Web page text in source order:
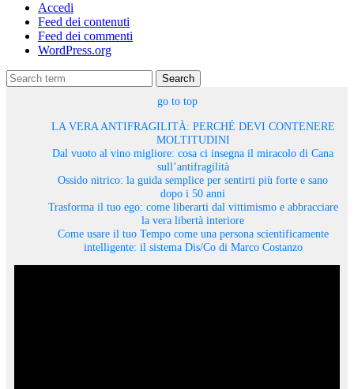
Accedi
Feed dei contenuti
Feed dei commenti
WordPress.org
Search
go to top
LA VERA ANTIFRAGILITÀ: PERCHÉ DEVI CONTENERE
MOLTITUDINI
Dal vuoto al vino migliore: cosa ci insegna il miracolo di Cana
sull’antifragilità
Ossido nitrico: la guida semplice per sentirti più forte e sano
dopo i 50 anni
Trasforma il tuo ego: come liberarti dal vittimismo e abbracciare
la vera libertà interiore
Come usare il tuo Tempo come una persona scientificamente
intelligente: il sistema Dis/Co di Marco Costanzo